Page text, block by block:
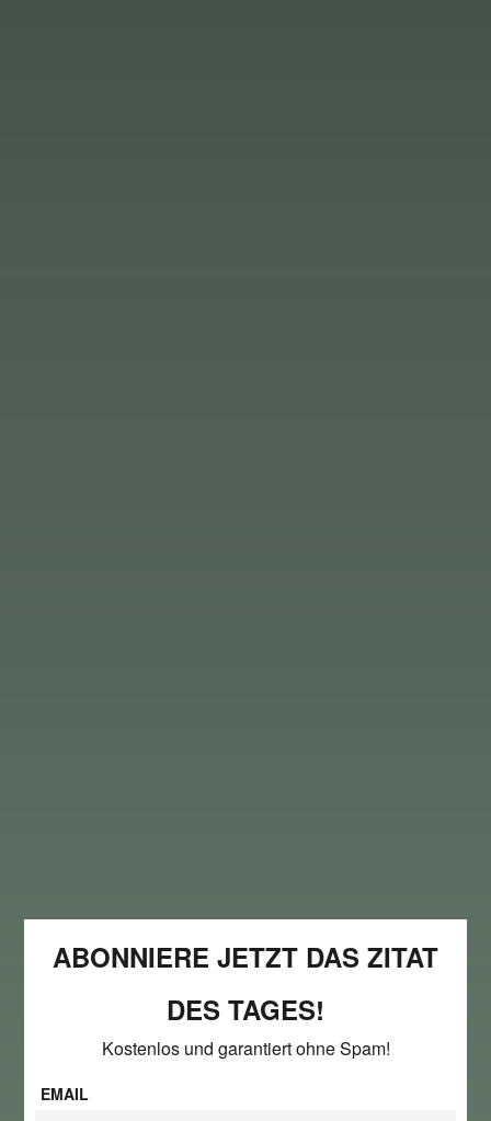
ABONNIERE JETZT DAS ZITAT
DES TAGES!
Kostenlos und garantiert ohne Spam!
EMAIL